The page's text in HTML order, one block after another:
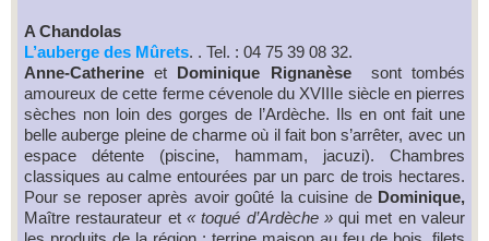
A Chandolas
L’auberge des Mûrets. . Tel. : 04 75 39 08 32.
Anne-Catherine et Dominique Rignanèse
sont tombés
amoureux de cette ferme cévenole du XVIIIe siècle en pierres
sèches non loin des gorges de l’Ardèche. Ils en ont fait une
belle auberge pleine de charme où il fait bon s’arrêter, avec un
espace détente (piscine, hammam, jacuzi). Chambres
classiques au calme entourées par un parc de trois hectares.
Pour se reposer après avoir goûté la cuisine de Dominique,
Maître restaurateur et « toqué d’Ardèche »qui met en valeur